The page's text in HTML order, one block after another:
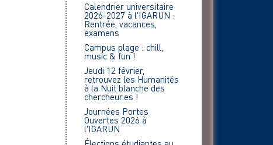
Calendrier universitaire
2026-2027 à l'IGARUN :
Rentrée, vacances,
examens
Campus plage : chill,
music & fun !
Jeudi 12 février,
retrouvez les Humanités
à la Nuit blanche des
chercheur.es !
Journées Portes
Ouvertes 2026 à
l'IGARUN